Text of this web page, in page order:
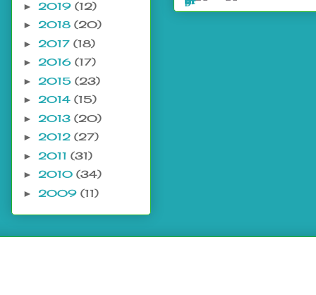
► 2019 (12)
► 2018 (20)
► 2017 (18)
► 2016 (17)
► 2015 (23)
► 2014 (15)
► 2013 (20)
► 2012 (27)
► 2011 (31)
► 2010 (34)
► 2009 (11)